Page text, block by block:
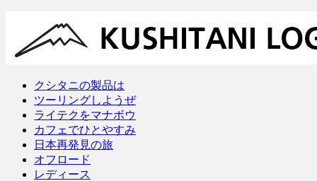
クシタニの製品は
ツーリングしようぜ
ライテクをマナボウ
カフェでひとやすみ
日本再発見の旅
オフロード
レディース